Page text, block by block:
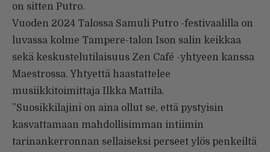
on sitten Putro.
Vuoden 2024 Talossa Samuli Putro -festivaalilla on
luvassa kolme Tampere-talon Ison salin keikkaa
sekä keskustelutilaisuus Zen Café -yhtyeen kanssa
Maestrossa. Yhtyettä haastattelee
musiikkitoimittaja Ilkka Mattila.
”Suosikkilajini on aina ollut se, että pystyisin
kasvattamaan mahdollisimman intiimin
tarinankerronnan sellaiseksi perseet ylös penkeiltä